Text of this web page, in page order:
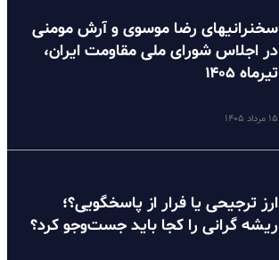
سخنرانیهای رضا موسوی و آرش مومنی
در اجلاس شورای ملی مقاومت ایران،
تیرماه ۱۴۰۵
۱۵ مرداد ۱۴۰۵
ارز ترجیحی یا فرار از پاسخگویی؟؛
ریشه گرانی را کجا باید جست‌وجو کرد؟